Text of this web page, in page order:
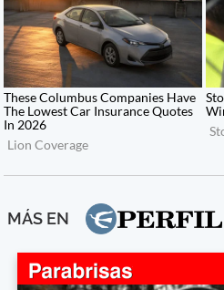
MÁS EN